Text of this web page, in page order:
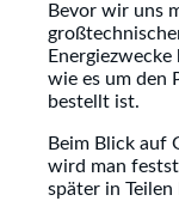
Bevor wir uns
wie es um den
bestellt ist.
Beim Blick auf
wird man
später in